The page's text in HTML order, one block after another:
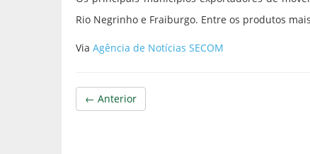
Rio Negrinho e Fraiburgo. Entre os produtos
Via Agência de Notícias SECOM
← Anterior